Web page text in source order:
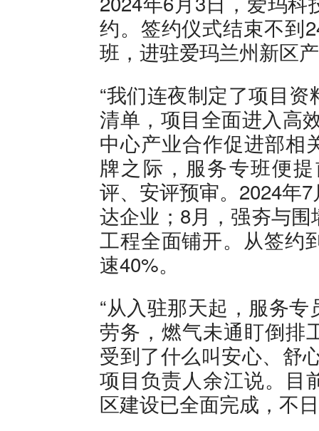
约。签约仪式结束不到
班，进驻爱玛兰州新区
“我们连夜制定了项目
清单，项目全面进入高
中心产业合作促进部相
牌之际，服务专班便
评、安评预审。2024年
达企业；8月，强夯与
工程全面铺开。从签约
速40%。
“从入驻那天起，服务
劳务，燃气未通盯倒排
受到了什么叫安心、舒
项目负责人余江说。目
区建设已全面完成，不